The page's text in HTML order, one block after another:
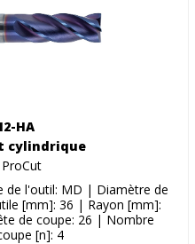
HA
cylindrique
de l'outil: MD | Diamètre de
[mm]: 36 | Rayon [mm]:
de coupe: 26 | Nombre
[n]: 4